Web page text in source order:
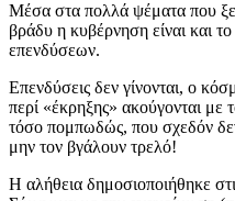
Μέσα στα πολλά ψέματα που
βράδυ η κυβέρνηση είναι και
επενδύσεων.
Επενδύσεις δεν γίνονται, ο
περί «έκρηξης» ακούγονται με
τόσο πομπωδώς, που σχεδόν
μην τον βγάλουν τρελό!
Η αλήθεια δημοσιοποιήθηκε